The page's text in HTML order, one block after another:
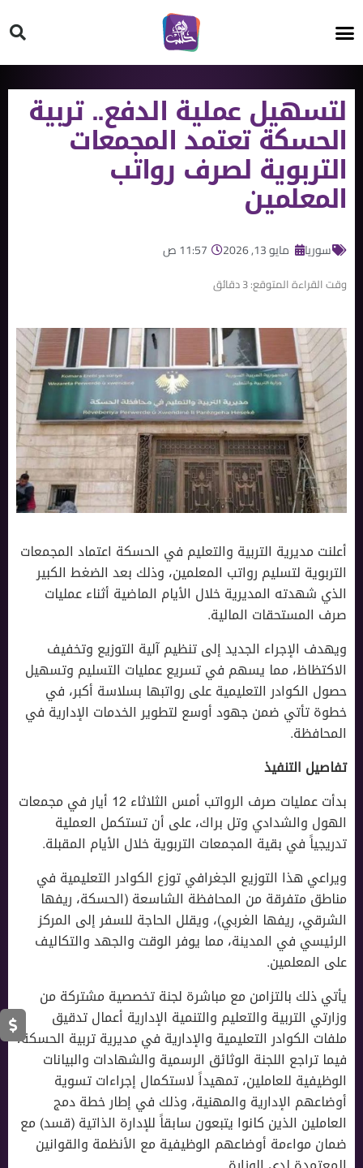
لتسهيل عملية الدفع.. تربية
الحسكة تعتمد المجمعات
التربوية لصرف رواتب
المعلمين
سوريا مايو 13, 2026 11:57 ص
وقت القراءة المتوقع:3دقائق
أعلنت مديرية التربية والتعليم في الحسكة اعتماد المجمعات
التربوية لتسليم رواتب المعلمين، وذلك بعد الضغط الكبير
الذي شهدته المديرية خلال الأيام الماضية أثناء عمليات
صرف المستحقات المالية.
ويهدف الإجراء الجديد إلى تنظيم آلية التوزيع وتخفيف
الاكتظاظ، مما يسهم في تسريع عمليات التسليم وتسهيل
حصول الكوادر التعليمية على رواتبها بسلاسة أكبر، في
خطوة تأتي ضمن جهود أوسع لتطوير الخدمات الإدارية في
المحافظة.
تفاصيل التنفيذ
بدأت عمليات صرف الرواتب أمس الثلاثاء 12 أيار في مجمعات
الهول والشدادي وتل براك، على أن تستكمل العملية
تدريجياً في بقية المجمعات التربوية خلال الأيام المقبلة.
ويراعي هذا التوزيع الجغرافي توزع الكوادر التعليمية في
مناطق متفرقة من المحافظة الشاسعة (الحسكة، ريفها
الشرقي، ريفها الغربي)، ويقلل الحاجة للسفر إلى المركز
الرئيسي في المدينة، مما يوفر الوقت والجهد والتكاليف
على المعلمين.
يأتي ذلك بالتزامن مع مباشرة لجنة تخصصية مشتركة من
وزارتي التربية والتعليم والتنمية الإدارية أعمال تدقيق
ملفات الكوادر التعليمية والإدارية في مديرية تربية الحسكة،
فيما تراجع اللجنة الوثائق الرسمية والشهادات والبيانات
الوظيفية للعاملين، تمهيداً لاستكمال إجراءات تسوية
أوضاعهم الإدارية والمهنية، وذلك في إطار خطة دمج
العاملين الذين كانوا يتبعون سابقاً للإدارة الذاتية (قسد) مع
ضمان مواءمة أوضاعهم الوظيفية مع الأنظمة والقوانين